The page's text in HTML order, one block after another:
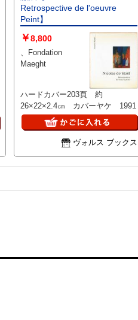
Retrospective de l'oeuvre
Peint】
￥8,800
、Fondation
Maeght
ハードカバー203頁 約
26×22×2.4㎝ カバーヤケ 1991
ヴォルス ブックス